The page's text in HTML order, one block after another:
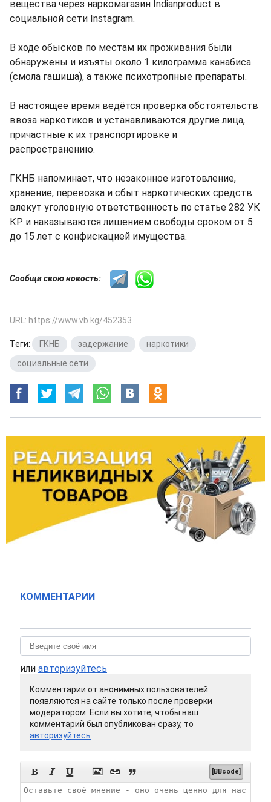
вещества через наркомагазин Indianproduct в
социальной сети Instagram.
В ходе обысков по местам их проживания были
обнаружены и изъяты около 1 килограмма канабиса
(смола гашиша), а также психотропные препараты.
В настоящее время ведётся проверка обстоятельств
ввоза наркотиков и устанавливаются другие лица,
причастные к их транспортировке и
распространению.
ГКНБ напоминает, что незаконное изготовление,
хранение, перевозка и сбыт наркотических средств
влекут уголовную ответственность по статье 282 УК
КР и наказываются лишением свободы сроком от 5
до 15 лет с конфискацией имущества.
Сообщи свою новость:
URL: https://www.vb.kg/452353
Теги: ГКНБ задержание наркотики
социальные сети
КОММЕНТАРИИ
или авторизуйтесь
Комментарии от анонимных пользователей
появляются на сайте только после проверки
модератором. Если вы хотите, чтобы ваш
комментарий был опубликован сразу, то
авторизуйтесь
      [BBcode]